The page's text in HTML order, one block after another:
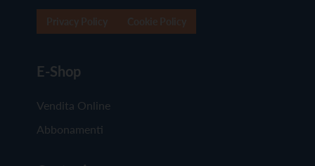
E-Shop
Vendita Online
Abbonamenti